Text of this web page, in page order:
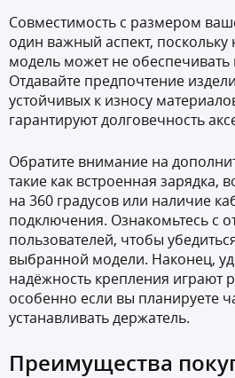
Совместимость с размером
один важный аспект,
модель может не
Отдавайте предпочтение
устойчивых к износу
гарантируют долговечность
Обратите внимание на
такие как встроенная зарядка,
на 360 градусов или наличие
подключения. Ознакомьтесь с
пользователей, чтобы
выбранной модели. Наконец,
надёжность крепления
особенно если вы планируете
устанавливать держатель.
Преимущества